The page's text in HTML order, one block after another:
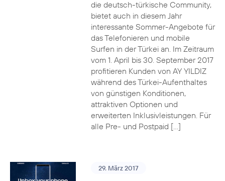
die deutsch-türkische Community,
bietet auch in diesem Jahr
interessante Sommer-Angebote für
das Telefonieren und mobile
Surfen in der Türkei an. Im Zeitraum
vom 1. April bis 30. September 2017
profitieren Kunden von AY YILDIZ
während des Türkei-Aufenthaltes
von günstigen Konditionen,
attraktiven Optionen und
erweiterten Inklusivleistungen. Für
alle Pre- und Postpaid […]
29. März 2017